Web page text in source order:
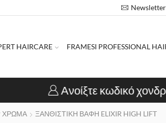
Newsletter
HAIRCARE FRAMESI PROFESSIONAL
κωδικό χονδρικής Εγγραφή
ΧΡΩΜΑ ΞΑΝΘΙΣΤΙΚΗ ΒΑΦΗ ELIXIR HIGH LIFT